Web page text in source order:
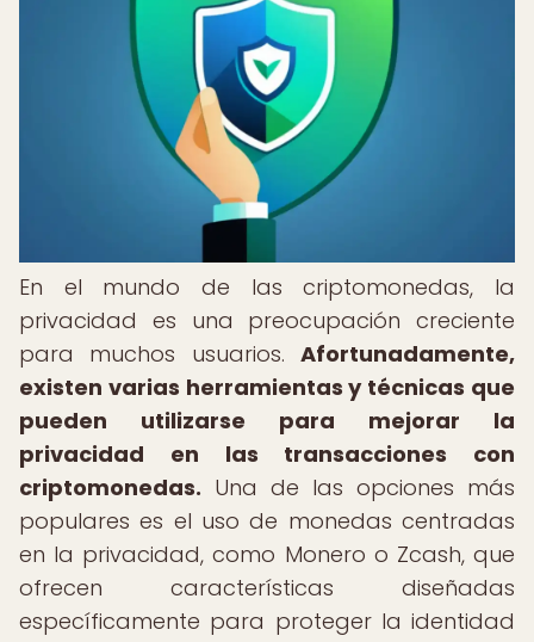
En el mundo de las criptomonedas, la
privacidad es una preocupación creciente
para muchos usuarios. Afortunadamente,
existen varias herramientas y técnicas que
pueden utilizarse para mejorar la
privacidad en las transacciones con
criptomonedas. Una de las opciones más
populares es el uso de monedas centradas
en la privacidad, como Monero o Zcash, que
ofrecen características diseñadas
específicamente para proteger la identidad